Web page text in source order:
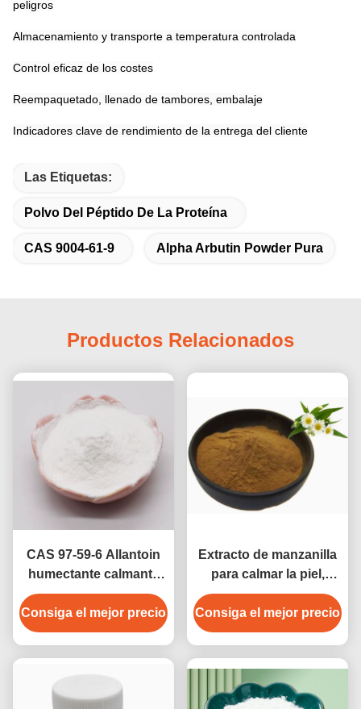
peligros
Almacenamiento y transporte a temperatura controlada
Control eficaz de los costes
Reempaquetado, llenado de tambores, embalaje
Indicadores clave de rendimiento de la entrega del cliente
Las Etiquetas:
Polvo Del Péptido De La Proteína
CAS 9004-61-9 Alpha Arbutin Powder Pura
Productos Relacionados
CAS 97-59-6 Allantoin
humectante calmante
para acondicionar la
piel Ingrediente con ≥
99% de pureza Grado
Consiga el mejor precio
Extracto de manzanilla
para calmar la piel,
tranquilizarla,
antioxidante y
formulaciones
antiinflamatorias
Consiga el mejor precio